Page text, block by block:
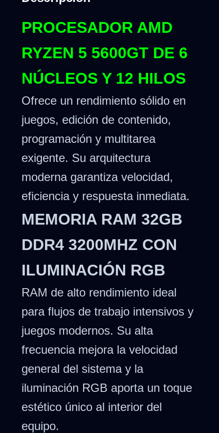
PROCESADOR AMD
RYZEN 5 5600GT DE 6
NÚCLEOS Y 12 HILOS
Ofrece un rendimiento sólido en
juegos, edición de contenido,
programación y multitarea
exigente. Su arquitectura
moderna garantiza velocidad,
eficiencia y respuesta inmediata.
MEMORIA RAM 32GB
DDR4 3200MHZ CON
ILUMINACIÓN RGB
RAM de alto rendimiento ideal
para flujos de trabajo intensivos y
juegos modernos. Su alta
frecuencia mejora la velocidad
general del sistema y la
iluminación RGB aporta un toque
estético único al interior del
equipo.